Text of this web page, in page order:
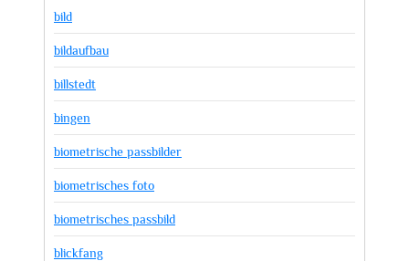
bild
bildaufbau
billstedt
bingen
biometrische passbilder
biometrisches foto
biometrisches passbild
blickfang